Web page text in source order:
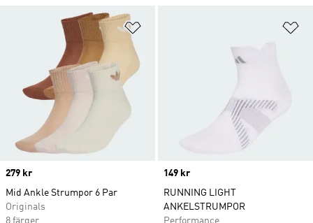
Price
279 kr
Mid Ankle Strumpor 6 Par
Originals
8 färger
Price
149 kr
RUNNING LIGHT
ANKELSTRUMPOR
Performance